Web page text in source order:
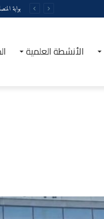
بوابة
الأنشطة العلمية